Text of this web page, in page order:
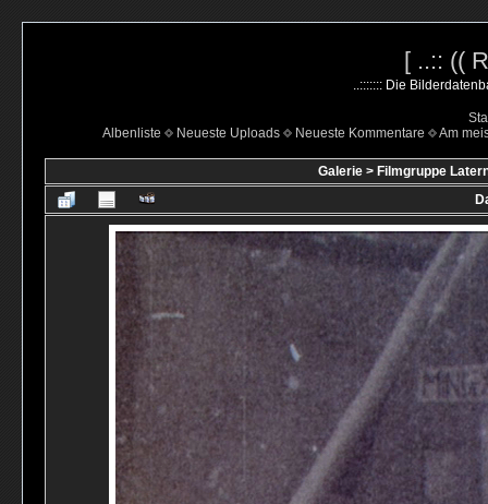
[ ..:: ((
..::::::: Die
Albenliste
Neueste Uploads Neueste Kommentare Am
Galerie > Filmgruppe